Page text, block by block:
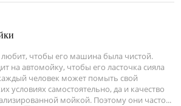
чтобы его машина была чистой.
на автомойку, чтобы его ласточка сияла
человек может помыть свой
условиях самостоятельно, да и качество
мойкой. Поэтому они часто...